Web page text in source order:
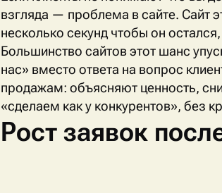
взгляда — проблема в сайте. Сайт
несколько секунд чтобы он
Большинство сайтов этот шанс
нас» вместо ответа на вопрос
продажам: объясняют ценность,
«сделаем как у конкурентов», без
Рост заявок